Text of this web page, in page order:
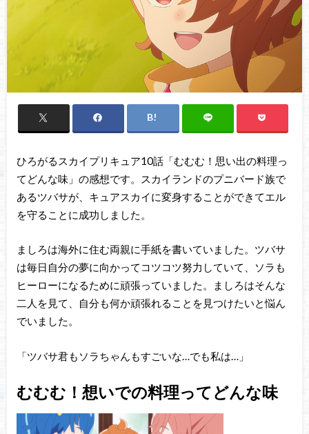
ひろがるスカイプリキュア10話「むむむ！思い出の料理っ
てどんな味」の感想です。スカイランドのプニバード族で
あるツバサが、キュアスカイに変身することができてエル
を守ることに成功しました。
ましろは海外に住む両親に手紙を書いていました。ツバサ
は毎日自分の夢に向かってコツコツ努力していて、ソラも
ヒーローになるために頑張っていました。ましろはそんな
二人を見て、自分も何か頑張れることを見つけたいと悩ん
でいました。
「ツバサ君もソラちゃんもすごいな…でも私は…」
むむむ！想いでの料理ってどんな味